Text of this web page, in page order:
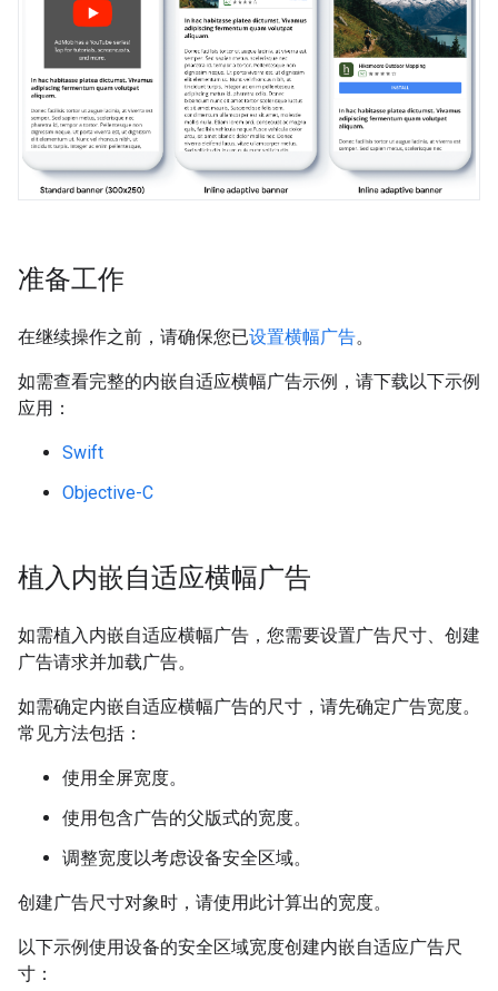
准备工作
在继续操作之前，请确保您已设置横幅广告。
如需查看完整的内嵌自适应横幅广告示例，请下载以下示例
应用：
Swift
Objective-C
植入内嵌自适应横幅广告
如需植入内嵌自适应横幅广告，您需要设置广告尺寸、创建
广告请求并加载广告。
如需确定内嵌自适应横幅广告的尺寸，请先确定广告宽度。
常见方法包括：
使用全屏宽度。
使用包含广告的父版式的宽度。
调整宽度以考虑设备安全区域。
创建广告尺寸对象时，请使用此计算出的宽度。
以下示例使用设备的安全区域宽度创建内嵌自适应广告尺
寸：